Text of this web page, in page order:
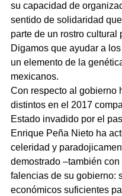
su capacidad de
sentido de solidaridad
parte de un rostro cultural
Digamos que ayudar a
un elemento de la
mexicanos.
Con respecto al gobierno
distintos en el 2017
Estado invadido por el
Enrique Peña Nieto ha
celeridad y
demostrado –también
falencias de su gobierno:
económicos suficientes